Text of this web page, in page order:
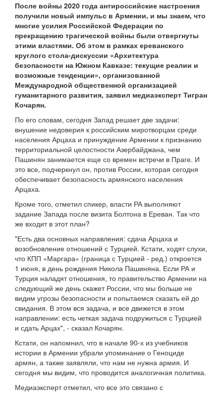
После войны 2020 года антироссийские настроения
получили новый импульс в Армении, и мы знаем, что
многие усилия Российской Федерации по
прекращению трагической войны были отвергнуты
этими властями. Об этом в рамках ереванского
круглого стола-дискуссии «Архитектура
безопасности на Южном Кавказе: текущие реалии и
возможные тенденции», организованной
Международной общественной организацией
гуманитарного развития, заявил медиаэксперт Тигран
Кочарян.
По его словам, сегодня Запад решает две задачи:
внушение недоверия к российским миротворцам среди
населения Арцаха и принуждение Армении к признанию
территориальной целостности Азербайджана, чем
Пашинян занимается еще со времен встречи в Праге. И
это все, подчеркнул он, против России, которая сегодня
обеспечивает безопасность армянского населения
Арцаха.
Кроме того, отметил спикер, власти РА выполняют
задание Запада после визита Болтона в Ереван. Так что
же входит в этот план?
"Есть два основных направления: сдача Арцаха и
возобновление отношений с Турцией. Кстати, ходят слухи,
что КПП «Маргара» (граница с Турцией - ред.) откроется
1 июня, в день рождения Никола Пашиняна. Если РА и
Турция наладят отношения, то правительство Армении на
следующий же день скажет России, что мы больше не
видим угрозы безопасности и попытаемся сказать ей до
свидания. В этом вся задача, и все движется в этом
направлении: есть четкая задача подружиться с Турцией
и сдать Арцах", - сказал Кочарян.
Кстати, он напомнил, что в начале 90-х из учебников
истории в Армении убрали упоминание о Геноциде
армян, а также заявляли, что нам не нужна армия. И
сегодня мы видим, что проводится аналогичная политика.
Медиаэксперт отметил, что все это связано с